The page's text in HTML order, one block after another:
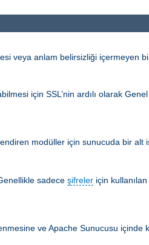
veya anlam belirsizliği içermeyen
için SSL’nin ardılı olarak
modüller için sunucuda bir alt
sadece şifreler için
ve Apache Sunucusu içinde